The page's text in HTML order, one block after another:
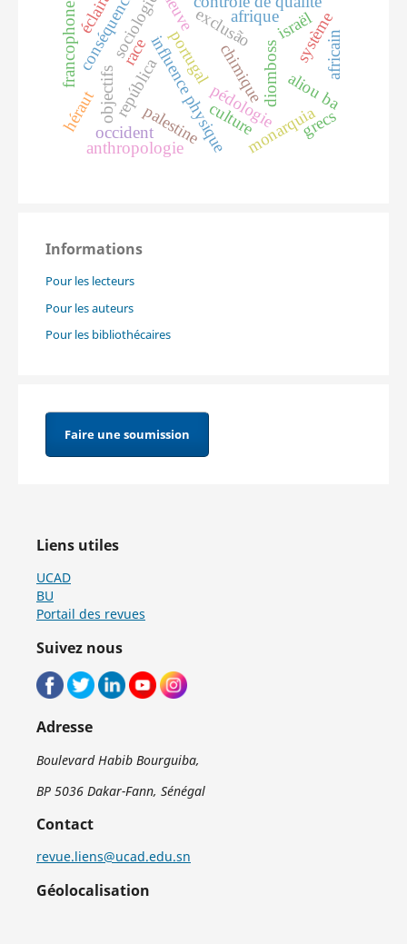
influence physiquechimique
fleuve
diomboss
pédologiemonarquia
repúblicaportugalexclusãoafriqueisraël
palestine
objectifs
conséquences
aliou ba
occident
sociologie système
africain
francophone
anthropologie
race
culture
héraut grecs
Informations
Pour les lecteurs
Pour les auteurs
Pour les bibliothécaires
Faire une soumission
Liens utiles
UCAD
BU
Portail des revues
Suivez nous
Adresse
Boulevard Habib Bourguiba,
BP 5036 Dakar-Fann, Sénégal
Contact
revue.liens@ucad.edu.sn
Géolocalisation